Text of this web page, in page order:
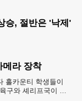
승, 절반은 '낙제'
메라 장착
홀카운티 학생들이
구와 셰리프국이 학